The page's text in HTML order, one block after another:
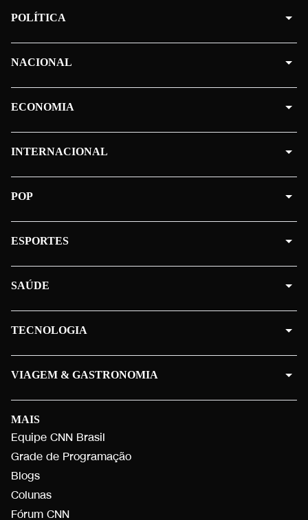
MAIS
Equipe CNN Brasil
Grade de Programação
Blogs
Colunas
Fórum CNN
POLÍTICA
NACIONAL
ECONOMIA
INTERNACIONAL
POP
ESPORTES
SAÚDE
TECNOLOGIA
VIAGEM & GASTRONOMIA